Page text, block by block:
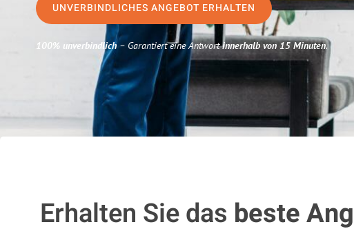
UNVERBINDLICHES ANGEBOT ERHALTEN
100% unverbindlich– Garantiert eine Antwortinnerhalb von 15 Minuten.
Erhalten Sie das beste